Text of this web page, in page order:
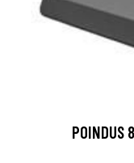
POINDUS